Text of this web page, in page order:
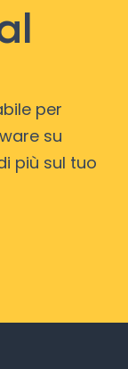
per
su
più sul tuo